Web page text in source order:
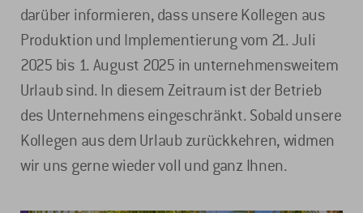
darüber informieren, dass unsere Kollegen aus
Produktion und Implementierung vom 21. Juli
2025 bis 1. August 2025 in unternehmensweitem
Urlaub sind. In diesem Zeitraum ist der Betrieb
des Unternehmens eingeschränkt. Sobald unsere
Kollegen aus dem Urlaub zurückkehren, widmen
wir uns gerne wieder voll und ganz Ihnen.